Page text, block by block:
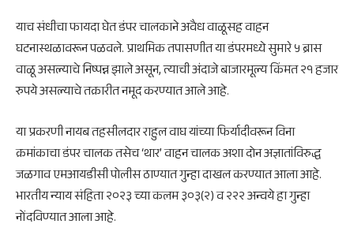
याच संधीचा फायदा घेत डंपर चालकाने अवैध वाळूसह वाहन
घटनास्थळावरून पळवले. प्राथमिक तपासणीत या डंपरमध्ये सुमारे ५ ब्रास
वाळू असल्याचे निष्पन्न झाले असून, त्याची अंदाजे बाजारमूल्य किंमत २१ हजार
रुपये असल्याचे तक्रारीत नमूद करण्यात आले आहे.
या प्रकरणी नायब तहसीलदार राहुल वाघ यांच्या फिर्यादीवरून विना
क्रमांकाचा डंपर चालक तसेच ‘थार’ वाहन चालक अशा दोन अज्ञातांविरुद्ध
जळगाव एमआयडीसी पोलीस ठाण्यात गुन्हा दाखल करण्यात आला आहे.
भारतीय न्याय संहिता २०२३ च्या कलम ३०३(२) व २२२ अन्वये हा गुन्हा
नोंदविण्यात आला आहे.